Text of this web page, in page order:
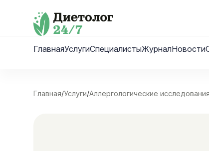
ГлавнаяУслугиСпециалистыЖурналНовости
Главная/Услуги/Аллергологические исследования